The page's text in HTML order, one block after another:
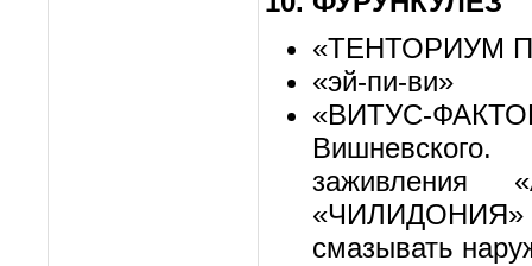
«ТЕНТОРИУМ
«эй-пи-ви»
«ВИТУС-
смазывать